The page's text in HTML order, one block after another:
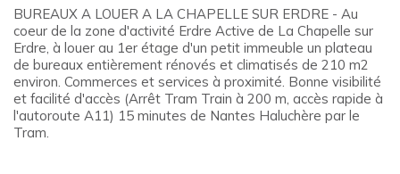
BUREAUX A LOUER A LA CHAPELLE SUR ERDRE - Au
coeur de la zone d'activité Erdre Active de La Chapelle sur
Erdre, à louer au 1er étage d'un petit immeuble un plateau
de bureaux entièrement rénovés et climatisés de 210 m2
environ. Commerces et services à proximité. Bonne visibilité
et facilité d'accès (Arrêt Tram Train à 200 m, accès rapide à
l'autoroute A11) 15 minutes de Nantes Haluchère par le
Tram.